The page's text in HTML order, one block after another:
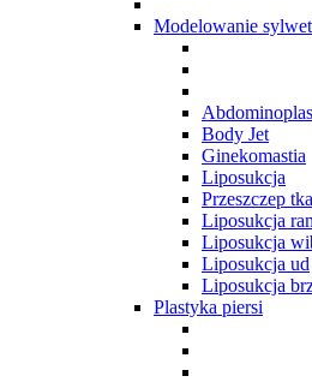
Modelowanie
Body Jet
Ginekomastia
Liposukcja
Przeszczep
Liposukcja
Liposukcja
Liposukcja ud
Liposukcja
Plastyka piersi